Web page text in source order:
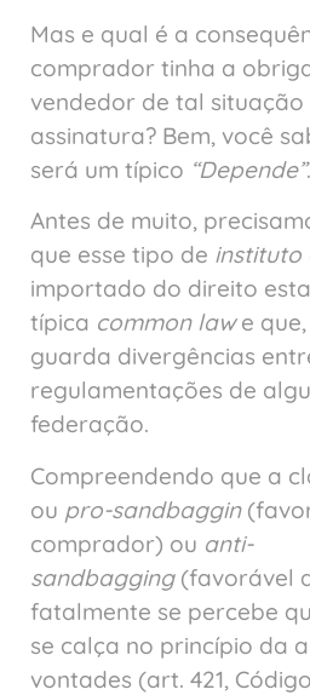
Mas e qual é a
comprador tinha a
vendedor de tal situação
assinatura? Bem, você
será um típico “Depende”.
Antes de muito,
que esse tipo de
importado do direito
típica common lawe que,
guarda divergências
regulamentações de
federação.
Compreendendo que a
ou pro-sandbaggin
comprador) ou anti-
sandbagging(favorável
fatalmente se percebe
se calça no princípio da
vontades (art. 421,